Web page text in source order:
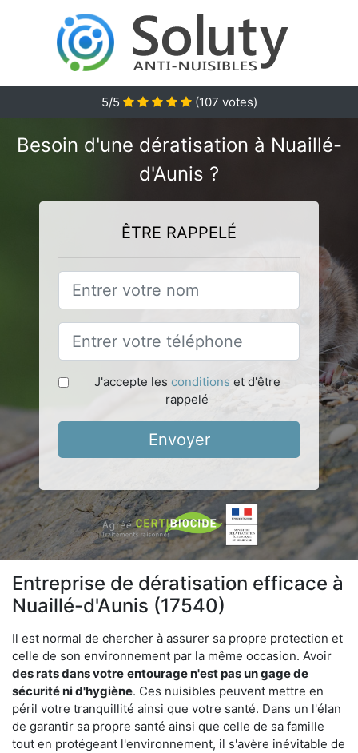
5/5 (107 votes)
Besoin d'une dératisation à Nuaillé-
d'Aunis ?
ÊTRE RAPPELÉ
J'accepte les conditions et d'être
rappelé
Envoyer
Entreprise de dératisation efficace à
Nuaillé-d'Aunis (17540)
Il est normal de chercher à assurer sa propre protection et
celle de son environnement par la même occasion. Avoir
des rats dans votre entourage n'est pas un gage de
sécurité ni d'hygiène. Ces nuisibles peuvent mettre en
péril votre tranquillité ainsi que votre santé. Dans un l'élan
de garantir sa propre santé ainsi que celle de sa famille
tout en protégeant l'environnement, il s'avère inévitable de